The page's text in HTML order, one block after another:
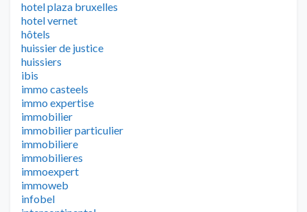
hotel plaza bruxelles
hotel vernet
hôtels
huissier de justice
huissiers
ibis
immo casteels
immo expertise
immobilier
immobilier particulier
immobiliere
immobilieres
immoexpert
immoweb
infobel